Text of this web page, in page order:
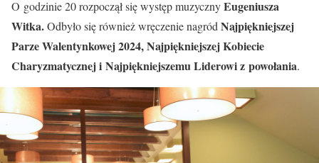
O godzinie 20 rozpoczął się występ muzycznyEugeniusza
Witka.Odbyło się również wręczenie nagródNajpiękniejszej
Parze Walentynkowej 2024, Najpiękniejszej Kobiecie
Charyzmatycznej i Najpiękniejszemu Liderowi z powołania.